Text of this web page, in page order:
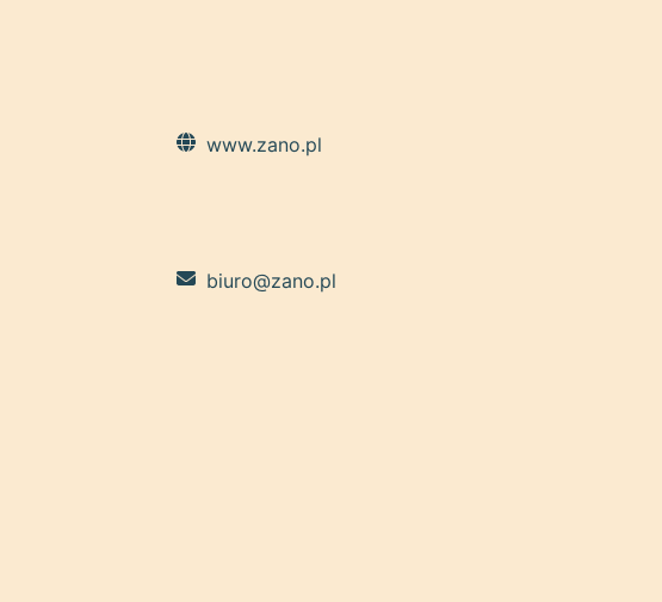
www.zano.pl
biuro@zano.pl